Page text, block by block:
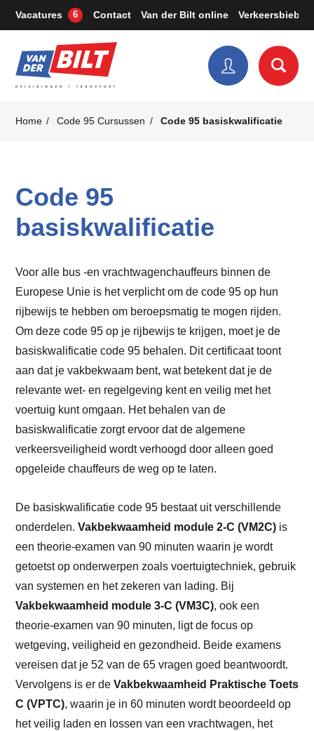
Vacatures 6 Contact Van der Bilt online Verkeersbieb
Home Code 95 Cursussen Code 95 basiskwalificatie
Code 95
basiskwalificatie
Voor alle bus -en vrachtwagenchauffeurs binnen de
Europese Unie is het verplicht om de code 95 op hun
rijbewijs te hebben om beroepsmatig te mogen rijden.
Om deze code 95 op je rijbewijs te krijgen, moet je de
basiskwalificatie code 95 behalen. Dit certificaat toont
aan dat je vakbekwaam bent, wat betekent dat je de
relevante wet- en regelgeving kent en veilig met het
voertuig kunt omgaan. Het behalen van de
basiskwalificatie zorgt ervoor dat de algemene
verkeersveiligheid wordt verhoogd door alleen goed
opgeleide chauffeurs de weg op te laten.
De basiskwalificatie code 95 bestaat uit verschillende
onderdelen. Vakbekwaamheid module 2-C (VM2C)is
een theorie-examen van 90 minuten waarin je wordt
getoetst op onderwerpen zoals voertuigtechniek, gebruik
van systemen en het zekeren van lading. Bij
Vakbekwaamheid module 3-C (VM3C), ook een
theorie-examen van 90 minuten, ligt de focus op
wetgeving, veiligheid en gezondheid. Beide examens
vereisen dat je 52 van de 65 vragen goed beantwoordt.
Vervolgens is er de Vakbekwaamheid Praktische Toets
C (VPTC), waarin je in 60 minuten wordt beoordeeld op
het veilig laden en lossen van een vrachtwagen, het